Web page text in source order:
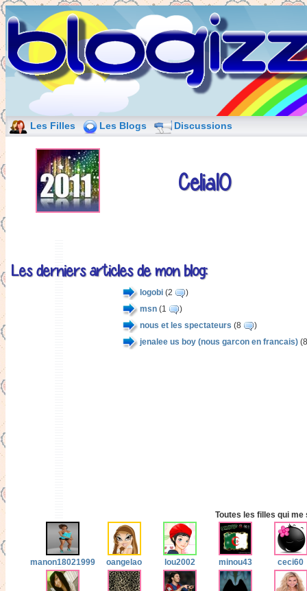
Les Filles Les Blogs Discussions
Celia10
Les derniers articles de mon blog:
logobi (2
)
msn (1
)
nous et les spectateurs (8
)
jenalee us boy (nous garcon en francais)
Toutes les filles qui me
manon18021999 oangelao lou2002 minou43 ceci60